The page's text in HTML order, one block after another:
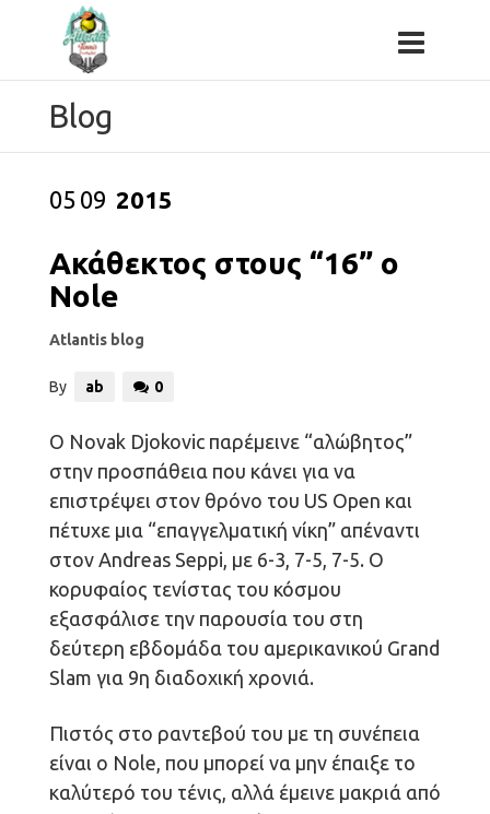
Blog
05 09 2015
Ακάθεκτος στους “16” ο
Nole
Atlantis blog
By ab 0
O Novak Djokovic παρέμεινε “αλώβητος”
στην προσπάθεια που κάνει για να
επιστρέψει στον θρόνο του US Open και
πέτυχε μια “επαγγελματική νίκη” απέναντι
στον Andreas Seppi, με 6-3, 7-5, 7-5. Ο
κορυφαίος τενίστας του κόσμου
εξασφάλισε την παρουσία του στη
δεύτερη εβδομάδα του αμερικανικού Grand
Slam για 9η διαδοχική χρονιά.
Πιστός στο ραντεβού του με τη συνέπεια
είναι ο Nole, που μπορεί να μην έπαιξε το
καλύτερό του τένις, αλλά έμεινε μακριά από